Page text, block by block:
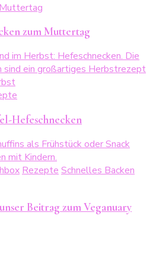
Muttertag
zum Muttertag
Hefeschnecken
Rezepte Schnelles Backen
Beitrag zum Veganuary